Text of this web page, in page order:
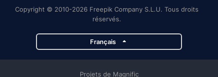
Copyright © 2010-2026 Freepik Company S.L.U. Tous droits
réservés.
Français
Projets de Magnific